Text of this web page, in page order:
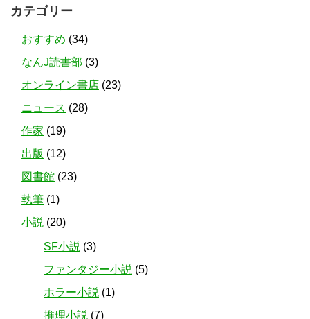
カテゴリー
おすすめ (34)
なんJ読書部 (3)
オンライン書店 (23)
ニュース (28)
作家 (19)
出版 (12)
図書館 (23)
執筆 (1)
小説 (20)
SF小説 (3)
ファンタジー小説 (5)
ホラー小説 (1)
推理小説 (7)